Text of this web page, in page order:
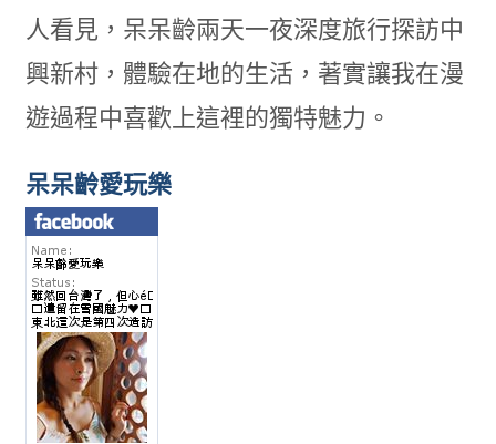
人看見，呆呆齡兩天一夜深度旅行探訪中
興新村，體驗在地的生活，著實讓我在漫
遊過程中喜歡上這裡的獨特魅力。
呆呆齡愛玩樂